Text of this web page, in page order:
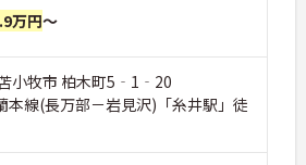
万円～
小牧市 柏木町5‐1‐20
本線(長万部－岩見沢)「糸井駅」徒